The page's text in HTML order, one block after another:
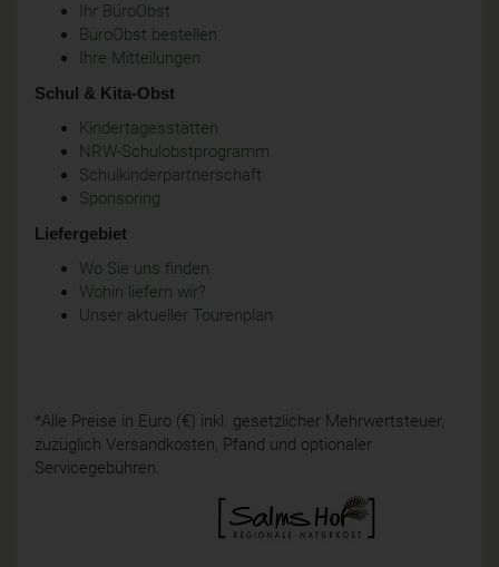
Ihr BüroObst
BüroObst bestellen
Ihre Mitteilungen
Schul & Kita-Obst
Kindertagesstätten
NRW-Schulobstprogramm
Schulkinderpartnerschaft
Sponsoring
Liefergebiet
Wo Sie uns finden
Wohin liefern wir?
Unser aktueller Tourenplan
*Alle Preise in Euro (€) inkl. gesetzlicher Mehrwertsteuer,
zuzüglich Versandkosten, Pfand und optionaler
Servicegebühren.